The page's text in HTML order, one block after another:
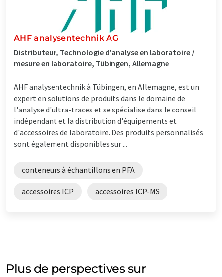
AHF analysentechnik AG
Distributeur, Technologie d'analyse en laboratoire /
mesure en laboratoire, Tübingen, Allemagne
AHF analysentechnik à Tübingen, en Allemagne, est un
expert en solutions de produits dans le domaine de
l'analyse d'ultra-traces et se spécialise dans le conseil
indépendant et la distribution d'équipements et
d'accessoires de laboratoire. Des produits personnalisés
sont également disponibles sur ...
conteneurs à échantillons en PFA
accessoires ICP accessoires ICP-MS
Plus de perspectives sur